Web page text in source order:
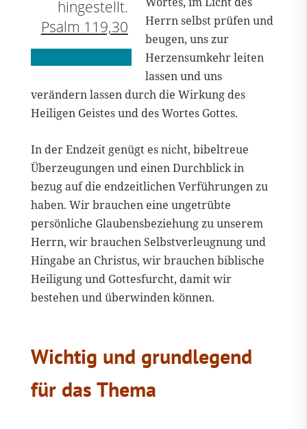
hingestellt.
Psalm 119,30
Herrn selbst prüfen und
beugen, uns zur
Herzensumkehr leiten
lassen und uns
verändern lassen durch die Wirkung des
Heiligen Geistes und des Wortes Gottes.
In der Endzeit genügt es nicht, bibeltreue
Überzeugungen und einen Durchblick in
bezug auf die endzeitlichen Verführungen zu
haben. Wir brauchen eine ungetrübte
persönliche Glaubensbeziehung zu unserem
Herrn, wir brauchen Selbstverleugnung und
Hingabe an Christus, wir brauchen biblische
Heiligung und Gottesfurcht, damit wir
bestehen und überwinden können.
Wichtig und grundlegend
für das Thema